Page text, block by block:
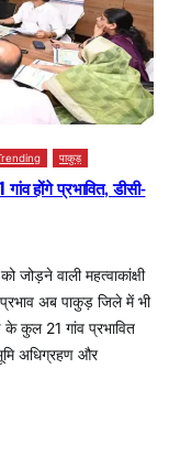
पाकुड़
होंगे प्रभावित, डीसी-
जोड़ने वाली महत्वाकांक्षी
प्रभाव अब पाकुड़ जिले में भी
कुल 21 गांव प्रभावित
अधिग्रहण और